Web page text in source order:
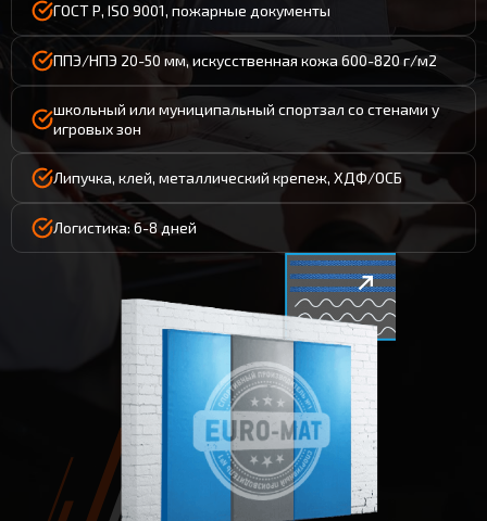
ГОСТ Р, ISO 9001, пожарные документы
ППЭ/НПЭ 20-50 мм, искусственная кожа 600-820 г/м2
школьный или муниципальный спортзал со стенами у
игровых зон
Липучка, клей, металлический крепеж, ХДФ/ОСБ
Логистика: 6-8 дней